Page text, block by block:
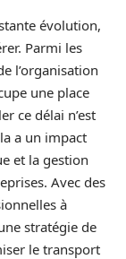
évolution,
Parmi les
l’organisation
une place
ce délai n’est
a un impact
et la gestion
Avec des
à
stratégie de
le transport